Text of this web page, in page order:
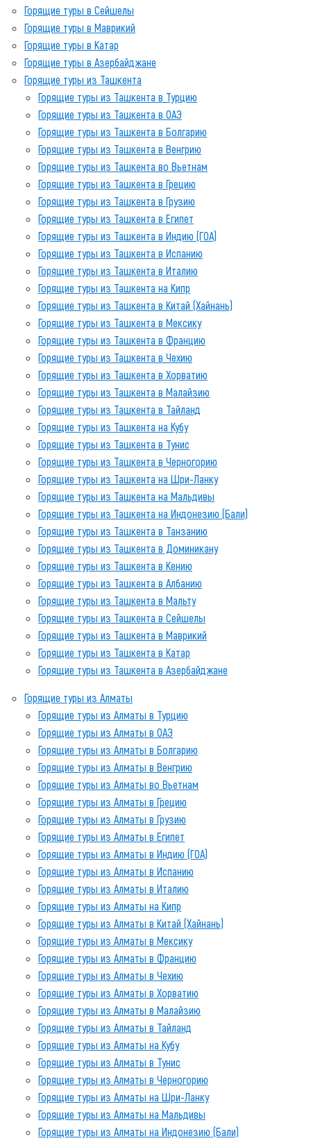
Горящие туры в Сейшелы
Горящие туры в Маврикий
Горящие туры в Катар
Горящие туры в Азербайджане
Горящие туры из Ташкента
Горящие туры из Ташкента в Турцию
Горящие туры из Ташкента в ОАЭ
Горящие туры из Ташкента в Болгарию
Горящие туры из Ташкента в Венгрию
Горящие туры из Ташкента во Вьетнам
Горящие туры из Ташкента в Грецию
Горящие туры из Ташкента в Грузию
Горящие туры из Ташкента в Египет
Горящие туры из Ташкента в Индию (ГОА)
Горящие туры из Ташкента в Испанию
Горящие туры из Ташкента в Италию
Горящие туры из Ташкента на Кипр
Горящие туры из Ташкента в Китай (Хайнань)
Горящие туры из Ташкента в Мексику
Горящие туры из Ташкента в Францию
Горящие туры из Ташкента в Чехию
Горящие туры из Ташкента в Хорватию
Горящие туры из Ташкента в Малайзию
Горящие туры из Ташкента в Тайланд
Горящие туры из Ташкента на Кубу
Горящие туры из Ташкента в Тунис
Горящие туры из Ташкента в Черногорию
Горящие туры из Ташкента на Шри-Ланку
Горящие туры из Ташкента на Мальдивы
Горящие туры из Ташкента на Индонезию (Бали)
Горящие туры из Ташкента в Танзанию
Горящие туры из Ташкента в Доминикану
Горящие туры из Ташкента в Кению
Горящие туры из Ташкента в Албанию
Горящие туры из Ташкента в Мальту
Горящие туры из Ташкента в Сейшелы
Горящие туры из Ташкента в Маврикий
Горящие туры из Ташкента в Катар
Горящие туры из Ташкента в Азербайджане
Горящие туры из Алматы
Горящие туры из Алматы в Турцию
Горящие туры из Алматы в ОАЭ
Горящие туры из Алматы в Болгарию
Горящие туры из Алматы в Венгрию
Горящие туры из Алматы во Вьетнам
Горящие туры из Алматы в Грецию
Горящие туры из Алматы в Грузию
Горящие туры из Алматы в Египет
Горящие туры из Алматы в Индию (ГОА)
Горящие туры из Алматы в Испанию
Горящие туры из Алматы в Италию
Горящие туры из Алматы на Кипр
Горящие туры из Алматы в Китай (Хайнань)
Горящие туры из Алматы в Мексику
Горящие туры из Алматы в Францию
Горящие туры из Алматы в Чехию
Горящие туры из Алматы в Хорватию
Горящие туры из Алматы в Малайзию
Горящие туры из Алматы в Тайланд
Горящие туры из Алматы на Кубу
Горящие туры из Алматы в Тунис
Горящие туры из Алматы в Черногорию
Горящие туры из Алматы на Шри-Ланку
Горящие туры из Алматы на Мальдивы
Горящие туры из Алматы на Индонезию (Бали)